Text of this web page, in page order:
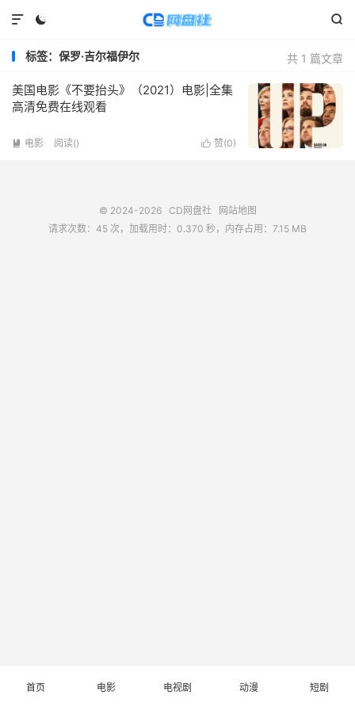
 

共 1 篇文章
标签：保罗·吉尔福伊尔
美国电影《不要抬头》（2021）电影|全集
高清免费在线观看
 赞(0)
 电影 阅读()
© 2024-2026 CD网盘社
网站地图
请求次数：45 次，加载用时：0.370 秒，内存占用：7.15 MB
首页 电影 电视剧 动漫 短剧